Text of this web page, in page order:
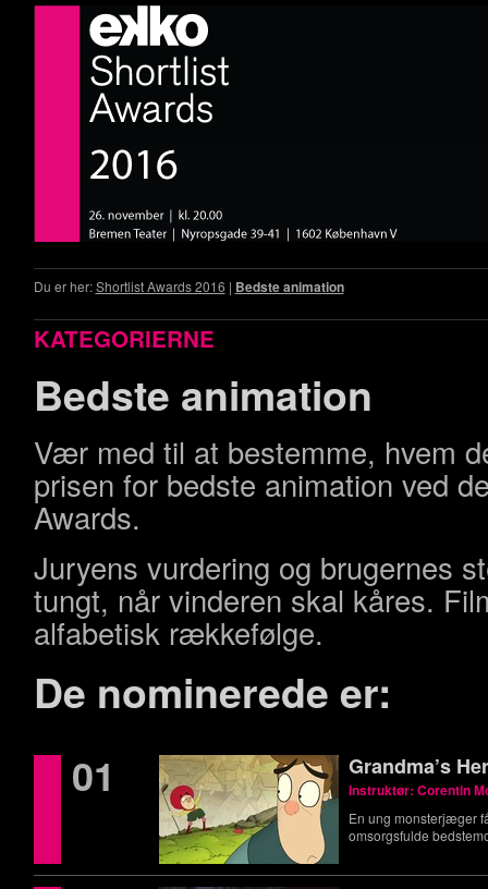
Du er her:Shortlist Awards 2016 | Bedste animation
KATEGORIERNE
Bedste animation
Vær med til at bestemme, hvem
prisen for bedste animation ved
Awards.
Juryens vurdering og brugernes
tungt, når vinderen skal kåres.
alfabetisk rækkefølge.
De nominerede er:
01 Grandma’s
Instruktør: Corentin
En ung monsterjæger
omsorgsfulde